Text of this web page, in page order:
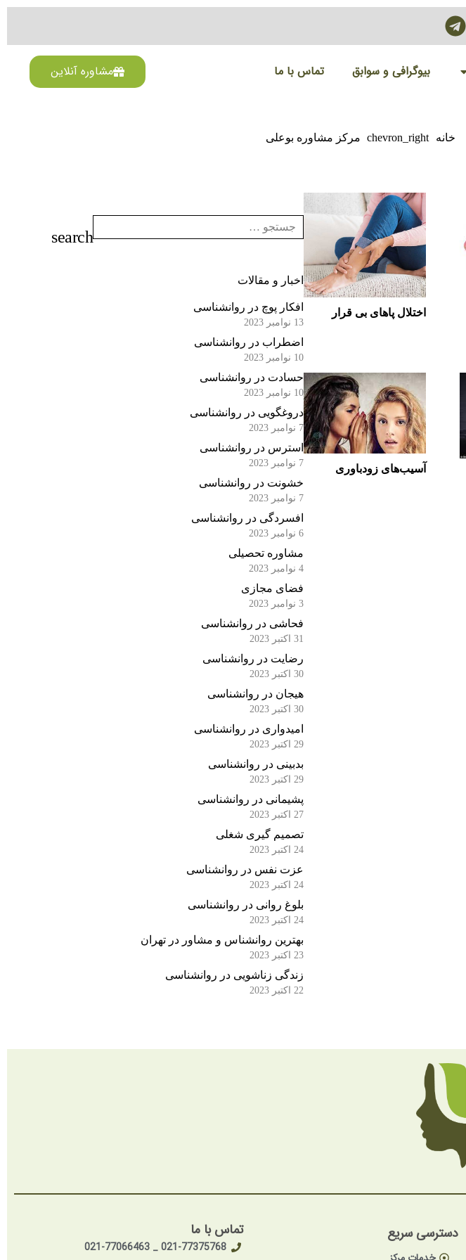
بیوگرافی و سوابق تماس با ما مشاوره آنلاین
خانه chevron_right مرکز مشاوره بوعلی
اختلال پاهای بی قرار
آسیب‌های زودباوری
اخبار و مقالات
افکار پوچ در روانشناسی
13 نوامبر 2023
اضطراب در روانشناسی
10 نوامبر 2023
حسادت در روانشناسی
10 نوامبر 2023
دروغگویی در روانشناسی
7 نوامبر 2023
استرس در روانشناسی
7 نوامبر 2023
خشونت در روانشناسی
7 نوامبر 2023
افسردگی در روانشناسی
6 نوامبر 2023
مشاوره تحصیلی
4 نوامبر 2023
فضای مجازی
3 نوامبر 2023
فحاشی در روانشناسی
31 اکتبر 2023
رضایت در روانشناسی
30 اکتبر 2023
هیجان در روانشناسی
30 اکتبر 2023
امیدواری در روانشناسی
29 اکتبر 2023
بدبینی در روانشناسی
29 اکتبر 2023
پشیمانی در روانشناسی
27 اکتبر 2023
تصمیم گیری شغلی
24 اکتبر 2023
عزت نفس در روانشناسی
24 اکتبر 2023
بلوغ روانی در روانشناسی
24 اکتبر 2023
بهترین روانشناس و مشاور در تهران
23 اکتبر 2023
زندگی زناشویی در روانشناسی
22 اکتبر 2023
دسترسی سریع تماس با ما
021-77375768 _ 021-77066463